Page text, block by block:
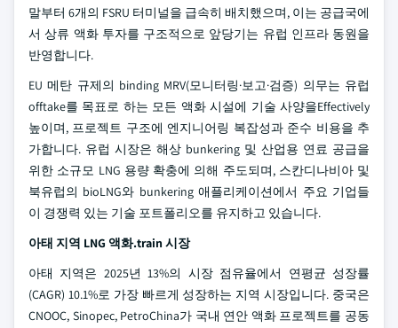
말부터 6개의 FSRU 터미널을 급속히 배치했으며, 이는 공급국에
서 상류 액화 투자를 구조적으로 앞당기는 유럽 인프라 동원을
반영합니다.
EU 메탄 규제의 binding MRV(모니터링·보고·검증) 의무는 유럽
offtake를 목표로 하는 모든 액화 시설에 기술 사양을Effectively
높이며, 프로젝트 구조에 엔지니어링 복잡성과 준수 비용을 추
가합니다. 유럽 시장은 해상 bunkering 및 산업용 연료 공급을
위한 소규모 LNG 용량 확충에 의해 주도되며, 스칸디나비아 및
북유럽의 bioLNG와 bunkering 애플리케이션에서 주요 기업들
이 경쟁력 있는 기술 포트폴리오를 유지하고 있습니다.
아태 지역 LNG 액화.train 시장
아태 지역은 2025년 13%의 시장 점유율에서 연평균 성장률
(CAGR) 10.1%로 가장 빠르게 성장하는 지역 시장입니다. 중국은
CNOOC, Sinopec, PetroChina가 국내 연안 액화 프로젝트를 공동